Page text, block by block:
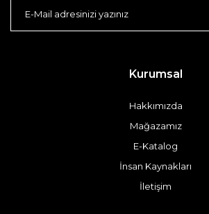
Kurumsal
Hakkımızda
Mağazamız
E-Katalog
İnsan Kaynakları
İletişim